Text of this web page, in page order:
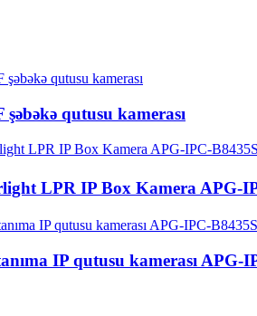
qutusu kamerası
LPR IP Box Kamera APG-
IP qutusu kamerası APG-